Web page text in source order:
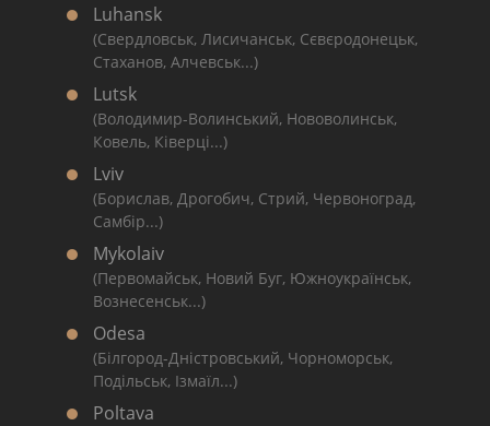
Luhansk
(Свердловськ, Лисичанськ, Сєвєродонецьк,
Стаханов, Алчевськ...)
Lutsk
(Володимир-Волинський, Нововолинськ,
Ковель, Ківерці...)
Lviv
(Борислав, Дрогобич, Стрий, Червоноград,
Самбір...)
Mykolaiv
(Первомайськ, Новий Буг, Южноукраїнськ,
Вознесенськ...)
Odesa
(Білгород-Дністровський, Чорноморськ,
Подільськ, Ізмаїл...)
Poltava